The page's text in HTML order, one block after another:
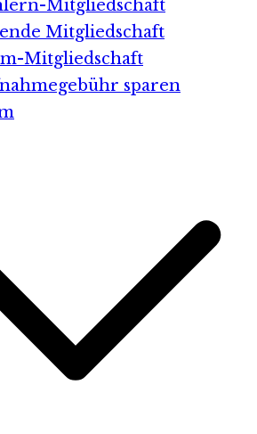
Mitgliedschaft
Mitgliedschaft
Mitgliedschaft
sparen